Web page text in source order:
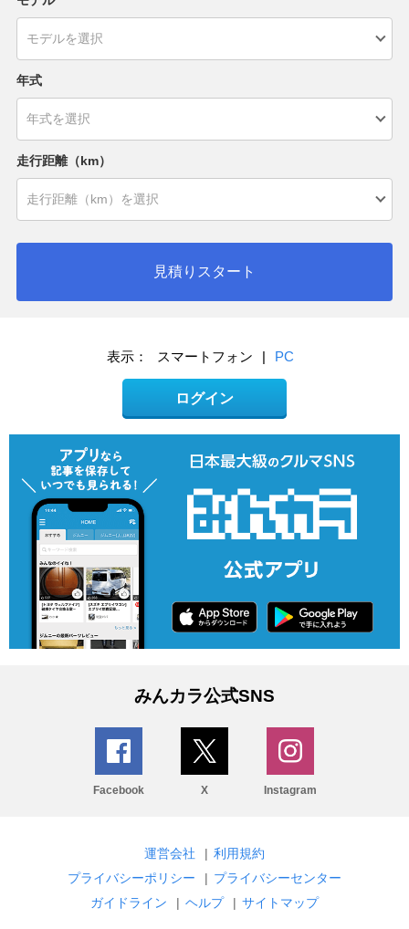
年式
走行距離（km）
見積りスタート
表示： スマートフォン | PC
ログイン
みんカラ公式SNS
Facebook X Instagram
運営会社 | 利用規約
プライバシーポリシー
| プライバシーセンター
ガイドライン
| ヘルプ | サイトマップ